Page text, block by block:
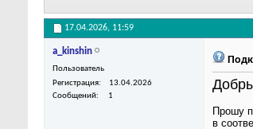
17.04.2026, 11:59
a_kinshin
Пользователь
Регистрация
13.04.2026
Сообщений
1
Прошу
в